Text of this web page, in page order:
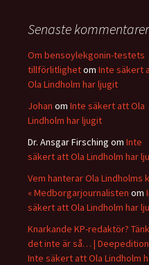
Senaste kommentarer
Om bensoylekgonin-testets
tillförlitlighetom Inte säkert
Ola Lindholm har ljugit
Johan om Inte säkert att Ola
Lindholm har ljugit
Dr. Ansgar Firsching om Inte
säkert att Ola Lindholm har
Vem hanterar Ola Lindholms
« Medborgarjournalisten om
säkert att Ola Lindholm har
Knarkande KP-redaktör?
det inte är så… | Deepedition
Inte säkert att Ola Lindholm